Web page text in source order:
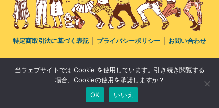
特定商取引法に基づく表記｜ プライバシーポリシー ｜ お問い合わせ
© Copyright All rights reserved by MT LINK
Produced by International education.
当ウェブサイトでは Cookie を使用しています。引き続き閲覧する
場合、Cookieの使用を承諾しますか？
OK
いいえ